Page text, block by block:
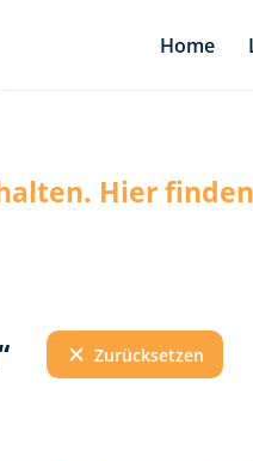
Home
Hier finden
Zurücksetzen